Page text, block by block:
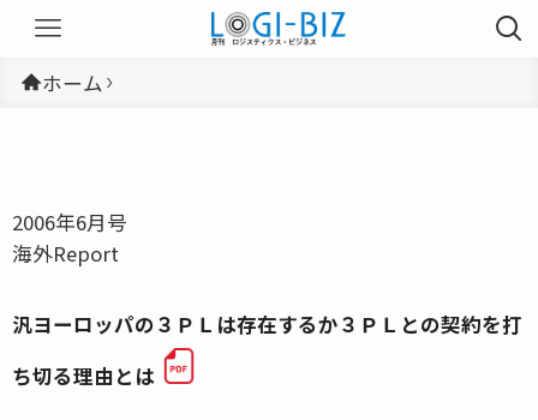
ホーム
2006年6月号
海外Report
汎ヨーロッパの３ＰＬは存在するか３ＰＬとの契約を打
ち切る理由とは